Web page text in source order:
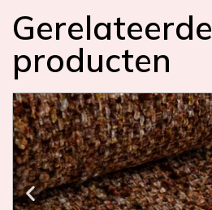
Gerelateerde
producten